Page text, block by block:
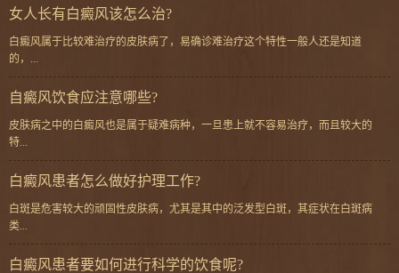
女人长有白癜风该怎么治?
白癜风属于比较难治疗的皮肤病了，易确诊难治疗这个特性一般人还是知道
的，...
自癜风饮食应注意哪些?
皮肤病之中的白癜风也是属于疑难病种，一旦患上就不容易治疗，而且较大的
特...
白癜风患者怎么做好护理工作?
白斑是危害较大的顽固性皮肤病，尤其是其中的泛发型白斑，其症状在白斑病
类...
白癜风患者要如何进行科学的饮食呢?